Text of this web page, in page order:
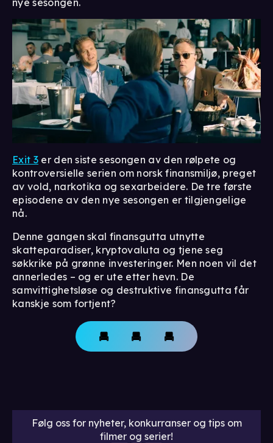
Exit 3er den siste sesongen av den rølpete og
kontroversielle serien om norsk finansmiljø, preget
av vold, narkotika og sexarbeidere. De tre første
episodene av den nye sesongen er tilgjengelige
nå.
Denne gangen skal finansgutta utnytte
skatteparadiser, kryptovaluta og tjene seg
søkkrike på grønne investeringer. Men noen vil det
annerledes – og er ute etter hevn. De
samvittighetsløse og destruktive finansgutta får
kanskje som fortjent?
Følg oss for nyheter, konkurranser og tips om
filmer og serier!